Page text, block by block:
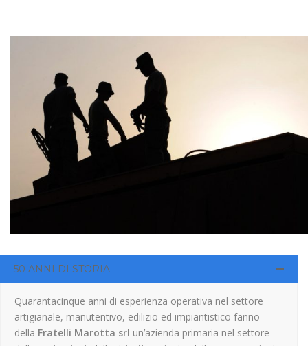
50 ANNI DI STORIA
Quarantacinque anni di esperienza operativa nel settore
artigianale, manutentivo, edilizio ed impiantistico fanno
della Fratelli Marotta srl un’azienda primaria nel settore